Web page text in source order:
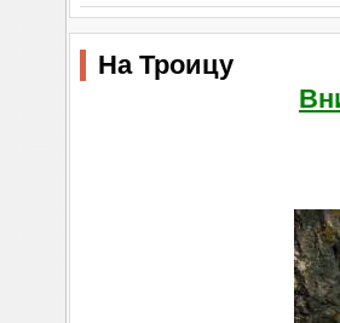
На Троицу